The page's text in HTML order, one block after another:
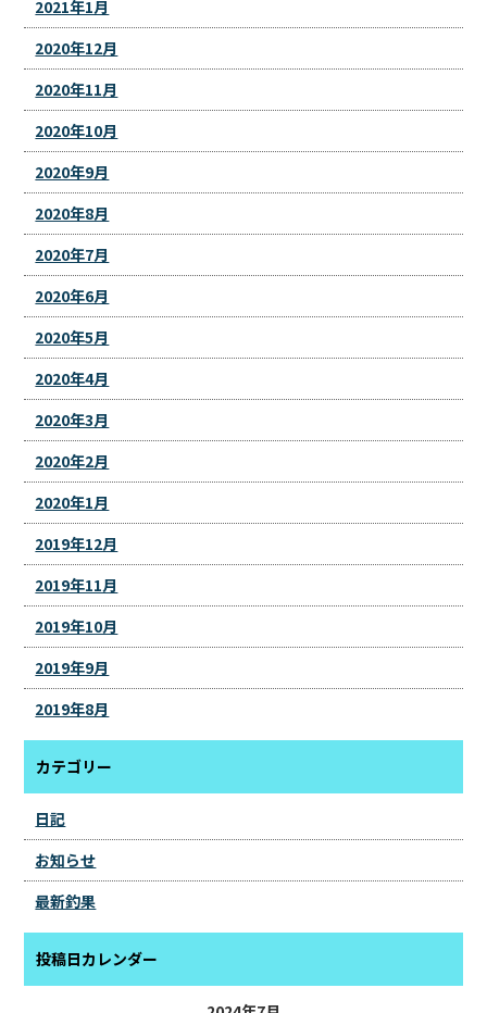
2021年1月
2020年12月
2020年11月
2020年10月
2020年9月
2020年8月
2020年7月
2020年6月
2020年5月
2020年4月
2020年3月
2020年2月
2020年1月
2019年12月
2019年11月
2019年10月
2019年9月
2019年8月
カテゴリー
日記
お知らせ
最新釣果
投稿日カレンダー